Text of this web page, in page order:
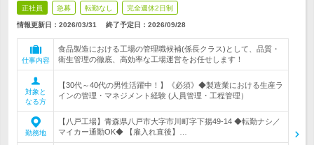
正社員 急募 転勤なし 完全週休2日制
情報更新日：2026/03/31 終了予定日： 2026/09/28
仕事内容
食品製造における工場の管理職候補(係長クラス)として、品質・
衛生管理の徹底、高効率な工場運営をお任せします！
対象と
なる方
【30代～40代の男性活躍中！】《必須》◆製造業における生産ラ
インの管理・マネジメント経験 (人員管理・工程管理）
勤務地
【八戸工場】青森県八戸市大字市川町字下揚49-14 ◆転勤ナシ／
マイカー通勤OK◆ 【雇入れ直後】…